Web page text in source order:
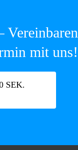
Vereinbaren
mit uns!
SEK.